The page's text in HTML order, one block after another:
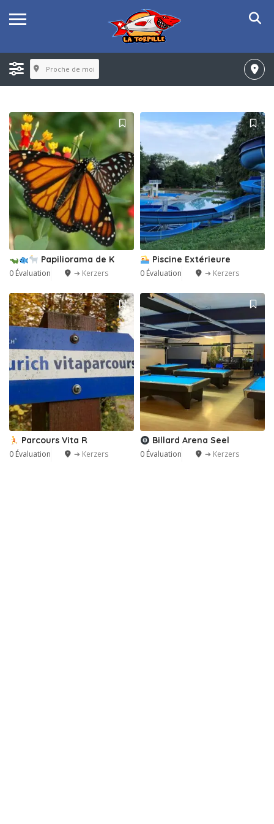
Proche de moi
Papiliorama de K
0 Évaluation ➔ Kerzers
Piscine Extérieure
0 Évaluation ➔ Kerzers
Parcours Vita R
0 Évaluation ➔ Kerzers
Billard Arena Seel
0 Évaluation ➔ Kerzers